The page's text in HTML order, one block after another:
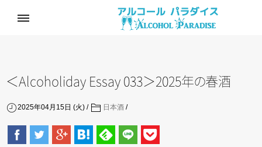
＜Alcoholiday Essay 033＞2025年の春酒
2025年04月15日 (火) 日本酒